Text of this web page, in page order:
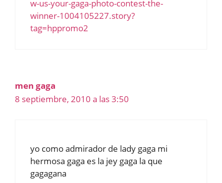
w-us-your-gaga-photo-contest-the-
winner-1004105227.story?
tag=hppromo2
men gaga
8 septiembre, 2010 a las 3:50
yo como admirador de lady gaga mi
hermosa gaga es la jey gaga la que
gagagana